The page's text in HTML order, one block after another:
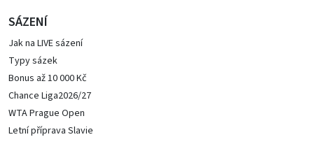
SÁZENÍ
Jak na LIVE sázení
Typy sázek
Bonus až 10 000 Kč
Chance Liga2026/27
WTA Prague Open
Letní příprava Slavie